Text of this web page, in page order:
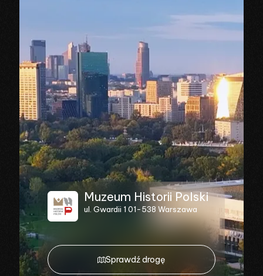
Muzeum Historii Polski
ul. Gwardii 1 01-538 Warszawa
Sprawdź drogę